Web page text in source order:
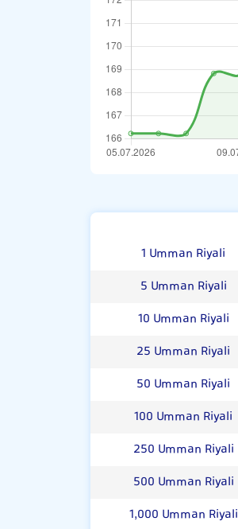
1 Umman Riyali
5 Umman Riyali
10 Umman Riyali
25 Umman Riyali
50 Umman Riyali
100 Umman Riyali
250 Umman Riyali
500 Umman Riyali
1,000 Umman Riyali